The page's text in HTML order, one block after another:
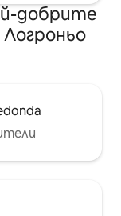
добрите